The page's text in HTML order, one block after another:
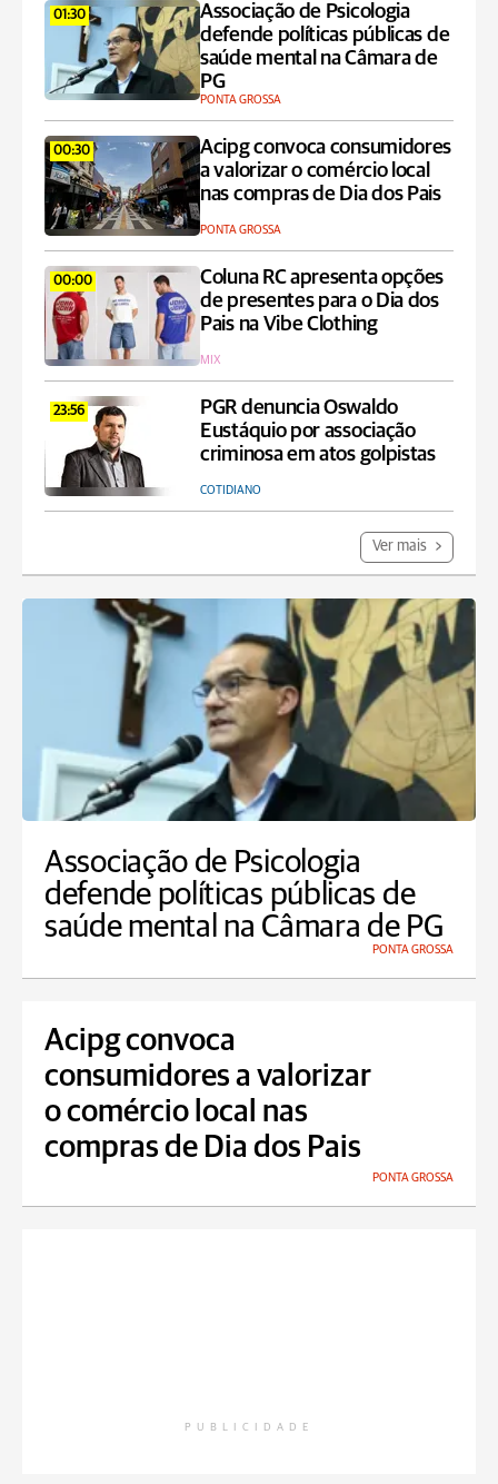
01:30
Associação de Psicologia
defende políticas públicas de
saúde mental na Câmara de
PG
PONTA GROSSA
00:30
Acipg convoca consumidores
a valorizar o comércio local
nas compras de Dia dos Pais
PONTA GROSSA
00:00
Coluna RC apresenta opções
de presentes para o Dia dos
Pais na Vibe Clothing
MIX
23:56
PGR denuncia Oswaldo
Eustáquio por associação
criminosa em atos golpistas
COTIDIANO
Ver mais
Associação de Psicologia
defende políticas públicas de
saúde mental na Câmara de PG
PONTA GROSSA
Acipg convoca
consumidores a valorizar
o comércio local nas
compras de Dia dos Pais
PONTA GROSSA
PUBLICIDADE